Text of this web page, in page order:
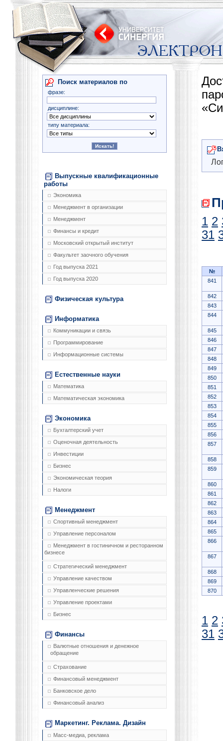
Поиск материалов по
фразе:
дисциплине:
типу материала:
Выпускные квалификационные
работы
Экономика
Менеджмент в организации
Менеджмент
Финансы и кредит
Московский открытый институт
Факультет заочного обучения
Год выпуска 2021
Год выпуска 2020
Физическая культура
Информатика
Коммуникации и связь
Программирование
Информационные системы
Естественные науки
Математика
Математическая экономика
Экономика
Бухгалтерский учет
Оценочная деятельность
Инвестиции
Бизнес
Экономическая теория
Налоги
Менеджмент
Спортивный менеджмент
Управление персоналом
Менеджмент в гостиничном и ресторанном
бизнесе
Стратегический менеджмент
Управление качеством
Управленческие решения
Управление проектами
Бизнес
Финансы
Валютные отношения и денежное
обращение
Страхование
Финансовый менеджмент
Банковское дело
Финансовый анализ
Маркетинг. Реклама. Дизайн
Масс-медиа, реклама
1 2
31
№
841
842
843
844
845
846
847
848
849
850
851
852
853
854
855
856
857
858
859
860
861
862
863
864
865
866
867
868
869
870
1 2
31